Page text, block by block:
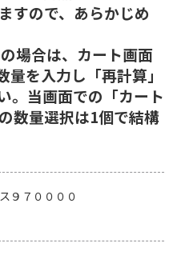
すので、あらかじめ
場合は、カート画面
を入力し「再計算」
。当画面での「カート
数量選択は1個で結構
９７００００